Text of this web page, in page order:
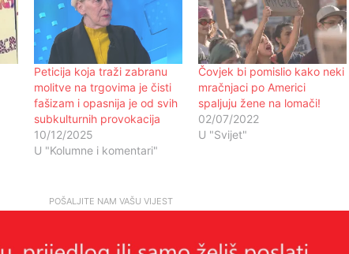
Peticija koja traži zabranu
molitve na trgovima je čisti
fašizam i opasnija je od svih
subkulturnih provokacija
10/12/2025
U "Kolumne i komentari"
Čovjek bi pomislio kako neki
mračnjaci po Americi
spaljuju žene na lomači!
02/07/2022
U "Svijet"
POŠALJITE NAM VAŠU VIJEST